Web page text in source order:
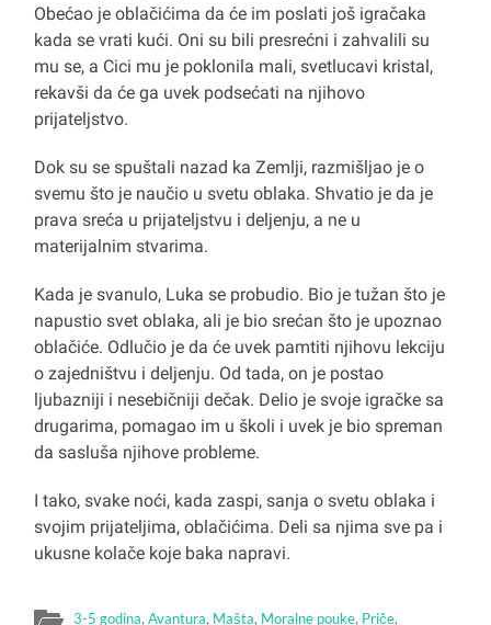
Obećao je oblačićima da će im poslati još igračaka
kada se vrati kući. Oni su bili presrećni i zahvalili su
mu se, a Cici mu je poklonila mali, svetlucavi kristal,
rekavši da će ga uvek podsećati na njihovo
prijateljstvo.
Dok su se spuštali nazad ka Zemlji, razmišljao je o
svemu što je naučio u svetu oblaka. Shvatio je da je
prava sreća u prijateljstvu i deljenju, a ne u
materijalnim stvarima.
Kada je svanulo, Luka se probudio. Bio je tužan što je
napustio svet oblaka, ali je bio srećan što je upoznao
oblačiće. Odlučio je da će uvek pamtiti njihovu lekciju
o zajedništvu i deljenju. Od tada, on je postao
ljubazniji i nesebičniji dečak. Delio je svoje igračke sa
drugarima, pomagao im u školi i uvek je bio spreman
da sasluša njihove probleme.
I tako, svake noći, kada zaspi, sanja o svetu oblaka i
svojim prijateljima, oblačićima. Deli sa njima sve pa i
ukusne kolače koje baka napravi.
3-5 godina,Avantura, Mašta, Moralne pouke, Priče,